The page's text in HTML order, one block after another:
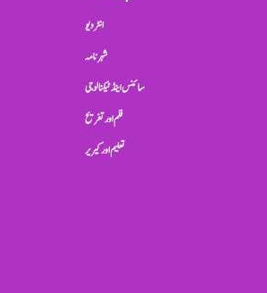
انٹرویو
شہرنامہ
سائنس اینڈ ٹیکنالوجی
فلم اور تفریح
تعلیم اور کیریر